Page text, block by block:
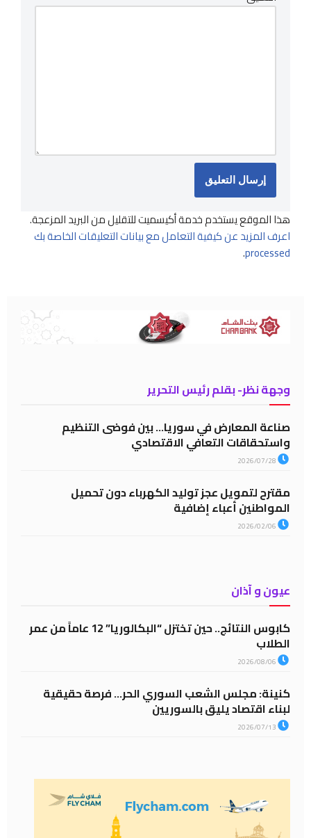
هذا الموقع يستخدم خدمة أكيسميت للتقليل من البريد المزعجة.
اعرف المزيد عن كيفية التعامل مع بيانات التعليقات الخاصة بك
processed
.
وجهة نظر- بقلم رئيس التحرير
صناعة المعارض في سوريا… بين فوضى التنظيم
واستحقاقات التعافي الاقتصادي
مقترح لتمويل عجز توليد الكهرباء دون تحميل
المواطنين أعباء إضافية
عيون و آذان
كابوس النتائج.. حين تختزل “البكالوريا” 12 عاماً من عمر
الطلاب
كنينة: مجلس الشعب السوري الحر… فرصة حقيقية
لبناء اقتصاد يليق بالسوريين